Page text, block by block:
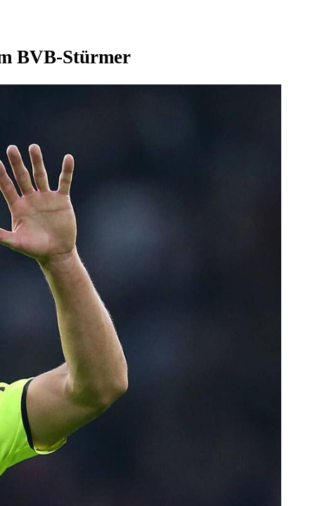
BVB-Stürmer